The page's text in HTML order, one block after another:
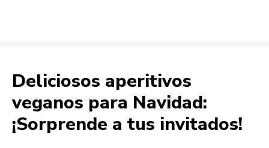
Deliciosos aperitivos
veganos para Navidad:
¡Sorprende a tus invitados!